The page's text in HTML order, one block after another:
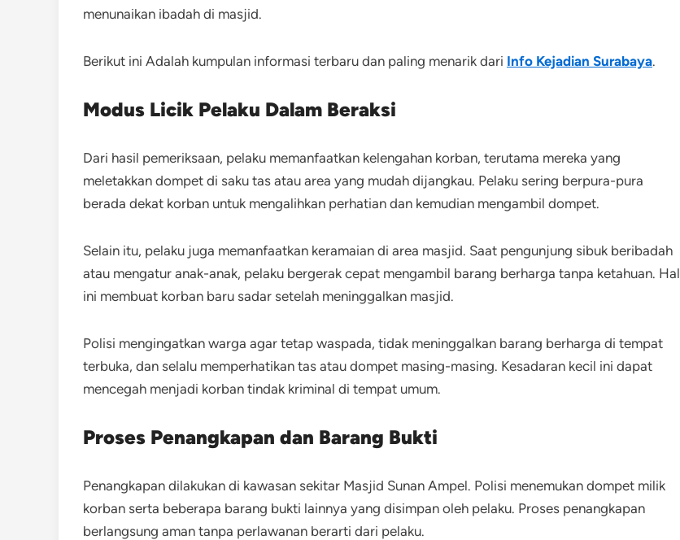
menunaikan ibadah di masjid.
Berikut ini Adalah kumpulan informasi terbaru dan paling menarik dari Info Kejadian Surabaya.
Modus Licik Pelaku Dalam Beraksi
Dari hasil pemeriksaan, pelaku memanfaatkan kelengahan korban, terutama mereka yang
meletakkan dompet di saku tas atau area yang mudah dijangkau. Pelaku sering berpura-pura
berada dekat korban untuk mengalihkan perhatian dan kemudian mengambil dompet.
Selain itu, pelaku juga memanfaatkan keramaian di area masjid. Saat pengunjung sibuk beribadah
atau mengatur anak-anak, pelaku bergerak cepat mengambil barang berharga tanpa ketahuan. Hal
ini membuat korban baru sadar setelah meninggalkan masjid.
Polisi mengingatkan warga agar tetap waspada, tidak meninggalkan barang berharga di tempat
terbuka, dan selalu memperhatikan tas atau dompet masing-masing. Kesadaran kecil ini dapat
mencegah menjadi korban tindak kriminal di tempat umum.
Proses Penangkapan dan Barang Bukti
Penangkapan dilakukan di kawasan sekitar Masjid Sunan Ampel. Polisi menemukan dompet milik
korban serta beberapa barang bukti lainnya yang disimpan oleh pelaku. Proses penangkapan
berlangsung aman tanpa perlawanan berarti dari pelaku.